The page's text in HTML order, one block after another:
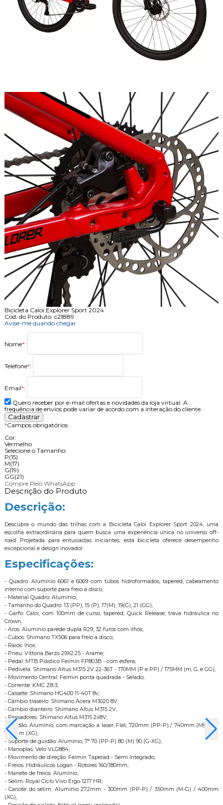
Bicicleta Caloi Explorer Sport 2024
Cod. do Produto: c21889
Avise-me quando chegar
Nome*:
Telefone*:
Email*:
Quero receber por e-mail ofertas e novidades da loja virtual. A
frequência de envios pode variar de acordo com a interação do cliente.
*Campos obrigatórios
Cor:
Vermelho
Selecione o Tamanho:
P(15)
M(17)
G(19)
GG(21)
Compre Pelo WhatsApp
Descrição do Produto
Descrição:
Descubra o mundo das trilhas com a Bicicleta Caloi Explorer Sport 2024, uma
escolha extraordinária para quem busca uma experiência única no universo off-
road. Projetada para entusiastas iniciantes, esta bicicleta oferece desempenho
excepcional e design inovador.
Especificações:
- Quadro: Alumínio 6061 e 6069 com tubos hidroformados, tapered, cabeamento
interno com suporte para freio a disco;
- Material Quadro: Alumínio;
- Tamanho do Quadro: 13 (PP), 15 (P), 17(M), 19(G), 21 (GG);
- Garfo: Caloi, com 100mm de curso, tapered, Quick Release, trava hidráulica no
Crown;
- Aros: Aluminio parede dupla R29, 32 furos com ilhós;
- Cubos: Shimano TX506 para freio a disco;
- Raios: Inox;
- Pneu: Vittoria Barzo 29X2.25 - Arame;
- Pedal: MTB Plástico Feimin FP803B - com esfera;
- Pedivela: Shimano Altus M315 2V 22-36T - 170MM (P e PP) / 175MM (m, G, e GG);
- Movimento Central: Feimin ponta quadrada - Selado;
- Corrente: KMC Z8.3;
- Cassete: Shimano HG400 11-40T 8v;
- Câmbio traseiro: Shimano Acera M3020 8V;
- Câmbio dianteiro: Shimano Altus M315 2V;
- Passadores: Shimano Altus M315 2x8V;
- Guidão: Alumínio, com marcação a laser, Flat, 720mm (PP-P) / 740mm (MG) /
760mm (XG);
- Suporte de guidão: Alumínio, 7° 70 (PP-P) 80 (M) 90 (G-XG);
- Manoplas: Velo VLG884;
- Movimento de direção: Feimin Taperad - Semi Integrado;
- Freios: Hidráulicos Logan - Rotores 160/180mm;
- Manete de freios: Alumínio;
- Selim: Royal Ciclo Vivo Ergo 1217 HR;
- Canote do selim: Alumínio 27.2mm - 300mm (PP-P) / 350mm (M-G) / 400mm
(XG);